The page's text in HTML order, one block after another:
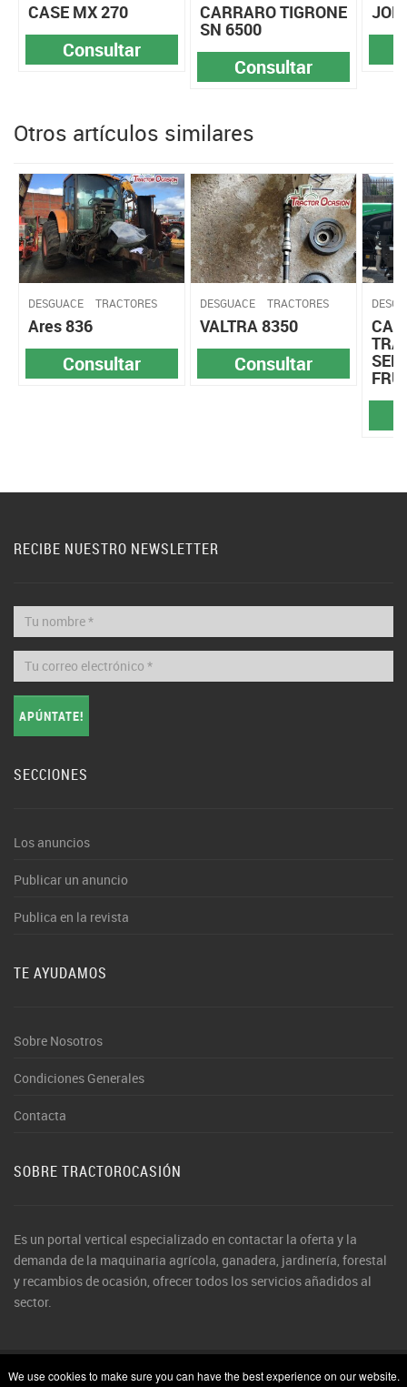
CASE MX 270
Consultar
CARRARO TIGRONE
SN 6500
Consultar
Otros artículos similares
DESGUACE TRACTORES
Ares 836
Consultar
DESGUACE TRACTORES
VALTRA 8350
Consultar
RECIBE NUESTRO NEWSLETTER
APÚNTATE!
SECCIONES
Los anuncios
Publicar un anuncio
Publica en la revista
TE AYUDAMOS
Sobre Nosotros
Condiciones Generales
Contacta
SOBRE TRACTOROCASIÓN
Es un portal vertical especializado en contactar la oferta y la
demanda de la maquinaria agrícola, ganadera, jardinería, forestal
y recambios de ocasión, ofrecer todos los servicios añadidos al
sector.
© 2026 TractorOcasión. Todos los derechos reservados
We use cookies to make sure you can have the best experience on our website.